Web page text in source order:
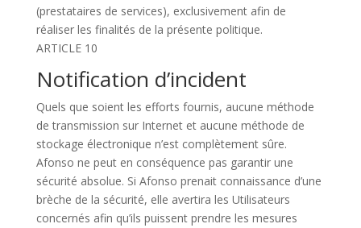
(prestataires de services), exclusivement afin de
réaliser les finalités de la présente politique.
ARTICLE 10
Notification d’incident
Quels que soient les efforts fournis, aucune méthode
de transmission sur Internet et aucune méthode de
stockage électronique n’est complètement sûre.
Afonso ne peut en conséquence pas garantir une
sécurité absolue. Si Afonso prenait connaissance d’une
brèche de la sécurité, elle avertira les Utilisateurs
concernés afin qu’ils puissent prendre les mesures